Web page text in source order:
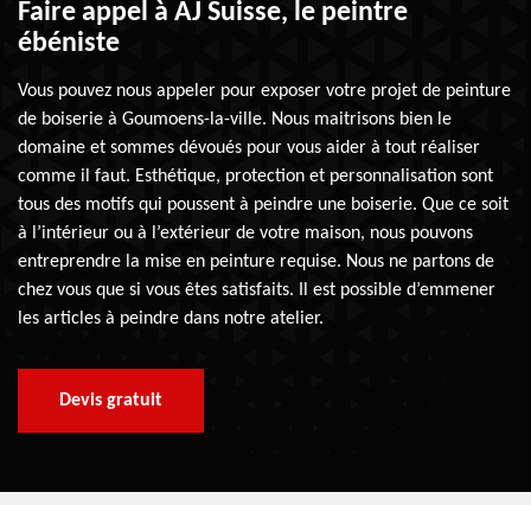
Faire appel à AJ Suisse, le peintre
ébéniste
Vous pouvez nous appeler pour exposer votre projet de peinture
de boiserie à Goumoens-la-ville. Nous maitrisons bien le
domaine et sommes dévoués pour vous aider à tout réaliser
comme il faut. Esthétique, protection et personnalisation sont
tous des motifs qui poussent à peindre une boiserie. Que ce soit
à l’intérieur ou à l’extérieur de votre maison, nous pouvons
entreprendre la mise en peinture requise. Nous ne partons de
chez vous que si vous êtes satisfaits. Il est possible d’emmener
les articles à peindre dans notre atelier.
Devis gratuit